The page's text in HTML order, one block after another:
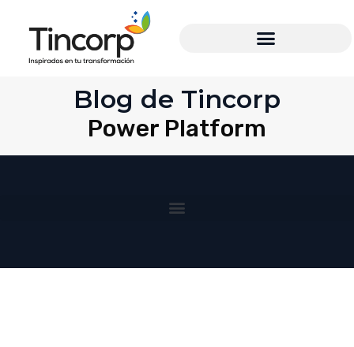
Blog de Tincorp
Power Platform